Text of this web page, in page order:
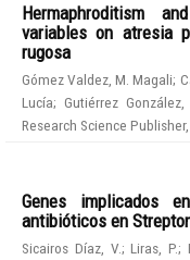
Hermaphroditism
variables on atresia
rugosa
Gómez Valdez, M. Magali;
Lucía;Gutiérrez
Research Science Publisher,
Genes implicados
antibióticos en
Sicairos Díaz, V.;Liras, P.;